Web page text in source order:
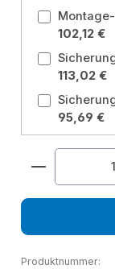
102,12 €
113,02 €
95,69 €
Produkt
Produktnummer: